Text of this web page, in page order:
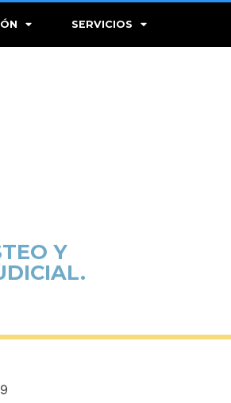
SERVICIOS
Y